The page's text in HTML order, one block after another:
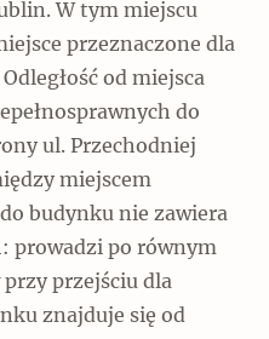
W tym miejscu
przeznaczone dla
od miejsca
do
ul. Przechodniej
miejscem
budynku nie zawiera
prowadzi po równym
przejściu dla
znajduje się od